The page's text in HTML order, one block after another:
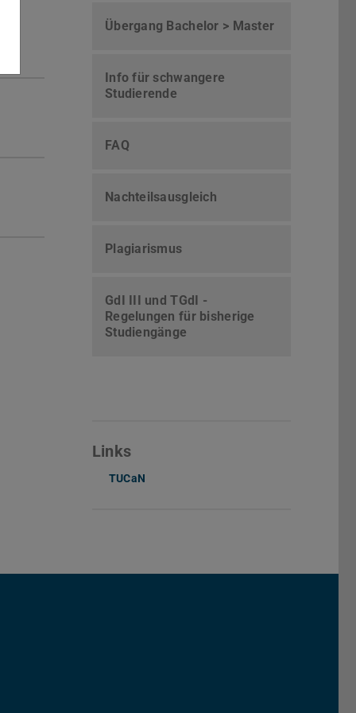
Übergang Bachelor > Master
Info für schwangere
Studierende
FAQ
Nachteilsausgleich
Plagiarismus
GdI III und TGdI -
Regelungen für bisherige
Studiengänge
Links
TUCaN
Informatik der TU Darmstadt